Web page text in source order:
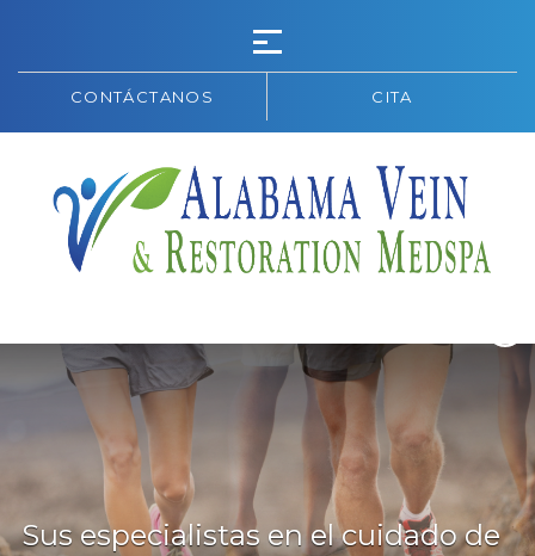
CONTÁCTANOS CITA
Sus especialistas en el cuidado de